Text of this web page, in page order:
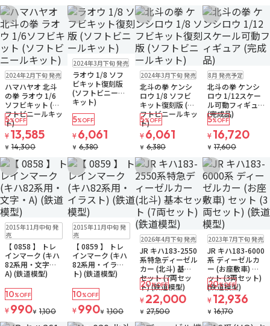
お気に入りに追加
販売中
2024年2月下旬 発売
ハマハヤオ 北斗
の拳 ラオウ 1/6
ソフビキット (ソ
フトビニールキッ
ト)
5%OFF
¥ 13,585
¥ 14,300
お気に入りに追加
販売中
2024年3月下旬 発売
ラオウ 1/8 ソフ
ビキット復刻版
(ソフトビニール
キット)
5%OFF
¥ 6,061
¥ 6,380
お気に入りに追加
販売中
2024年3月下旬 発売
北斗の拳 ケンシ
ロウ 1/8 ソフビ
キット復刻版 (ソ
フトビニールキッ
ト)
5%OFF
¥ 6,061
¥ 6,380
お気に入りに
予約品残り1個
8月 発売予定
北斗の拳 ケンシ
ロウ 1/12スケー
ル可動フィギュア
(完成品)
5%OFF
¥ 16,720
¥ 17,600
お気に入りに追加
販売中ゆうパケット
2015年11月中旬 発
売
【 0858 】 トレ
インマーク (キハ
82系用・文字・
A) (鉄道模型)
10%OFF
¥ 990¥ 1,100
お気に入りに追加
販売中ゆうパケット
2015年11月中旬 発
売
【 0859 】 トレ
インマーク (キハ
82系用・イラス
ト) (鉄道模型)
10%OFF
¥ 990¥ 1,100
お気に入りに追加
販売中
2026年4月下旬 発売
JR キハ183-2550
系特急ディーゼル
カー (北斗) 基本
セット (7両セッ
ト) (鉄道模型)
20%OFF
¥ 22,000
¥ 27,500
お気に入りに
販売中
2023年7月下旬 発売
JR キハ183-6000
系 ディーゼルカ
ー (お座敷車) セ
ット (3両セット)
(鉄道模型)
20%OFF
¥ 12,936
¥ 16,170